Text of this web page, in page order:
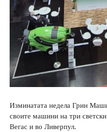
Изминатата недела Грин
своите машини на три
Вегас и во Ливерпул.